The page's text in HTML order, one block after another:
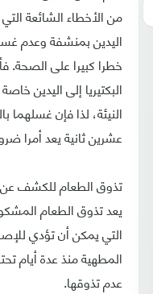
من الأخطاء الشائعة
اليدين بمنشفة وعدم
خطرا كبيرا على الصحة.
البكتيريا إلى اليدين
النيئة، لذا فإن غسلهما
عشرين ثانية يعد أمرا
تذوق الطعام للكشف
يعد تذوق الطعام
التي يمكن أن تؤدي
المطهية منذ عدة أيام
عدم تذوقها.